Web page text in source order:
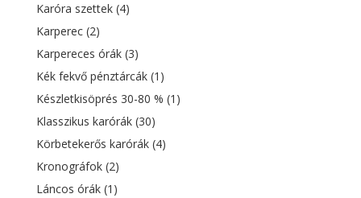
Karóra szettek (4)
Karperec (2)
Karpereces órák (3)
Kék fekvő pénztárcák (1)
Készletkisöprés 30-80 % (1)
Klasszikus karórák (30)
Körbetekerős karórák (4)
Kronográfok (2)
Láncos órák (1)